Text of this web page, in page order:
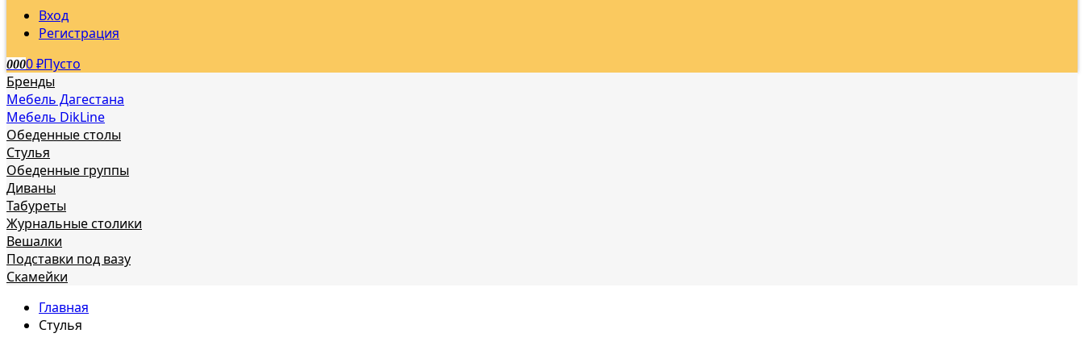
Вход
Регистрация
0000 ₽Пусто
Бренды
Мебель Дагестана
Мебель DikLine
Обеденные столы
Стулья
Обеденные группы
Диваны
Табуреты
Журнальные столики
Вешалки
Подставки под вазу
Скамейки
Главная
Стулья